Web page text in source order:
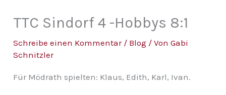
TTC Sindorf 4 -Hobbys 8:1
Schreibe einen Kommentar / Blog / VonGabi
Schnitzler
Für Mödrath spielten: Klaus, Edith, Karl, Ivan.